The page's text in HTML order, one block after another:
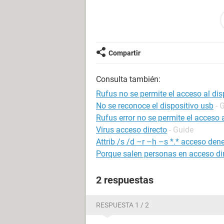
google, en los dispositivos
¿o mi celular estaría bien y no le
¿o si hay una manera de que me
Ese pc lo ocupo para mis clases y
de google a hacer todas esas
Pc Lenovo Ideapad 110
Agradecería bastante tu ayuda.
Compartir
Consulta también:
Rufus no se permite el acceso al
No se reconoce el dispositivo usb -
Rufus error no se permite el acceso
Virus acceso directo - Guide
Attrib /s /d –r –h –s *.* acceso
Porque salen personas en acceso
2 respuestas
RESPUESTA 1 / 2